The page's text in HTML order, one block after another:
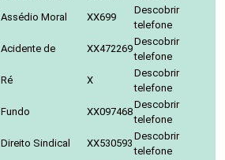
Assédio Moral XX699
Descobrir
telefone
Acidente de XX472269
Descobrir
telefone
Ré X
Descobrir
telefone
Fundo XX097468
Descobrir
telefone
Direito Sindical XX530593
Descobrir
telefone